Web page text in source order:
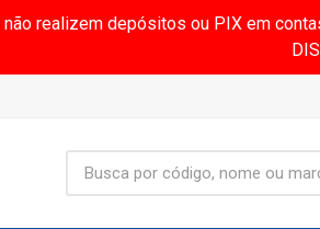
não realizem depósitos ou PIX em